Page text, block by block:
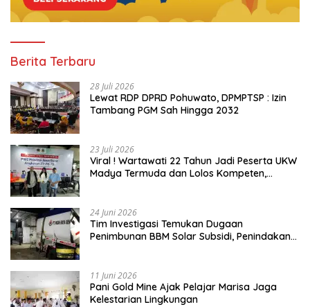
Berita Terbaru
28 Juli 2026
Lewat RDP DPRD Pohuwato, DPMPTSP : Izin
Tambang PGM Sah Hingga 2032
23 Juli 2026
Viral ! Wartawati 22 Tahun Jadi Peserta UKW
Madya Termuda dan Lolos Kompeten,
24 Juni 2026
Tim Investigasi Temukan Dugaan
Penimbunan BBM Solar Subsidi, Penindakan
11 Juni 2026
Pani Gold Mine Ajak Pelajar Marisa Jaga
Kelestarian Lingkungan